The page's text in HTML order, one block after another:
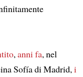
,anni fa, nel
Sofía di Madrid,i